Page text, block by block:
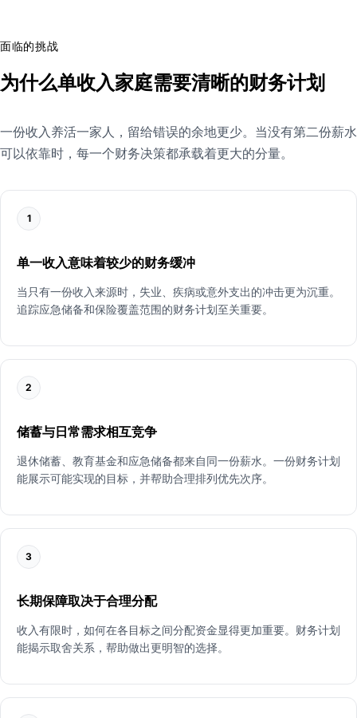
面临的挑战
为什么单收入家庭需要清晰的财务计划
一份收入养活一家人，留给错误的余地更少。当没有第二份薪水
可以依靠时，每一个财务决策都承载着更大的分量。
1
单一收入意味着较少的财务缓冲
当只有一份收入来源时，失业、疾病或意外支出的冲击更为沉重。
追踪应急储备和保险覆盖范围的财务计划至关重要。
2
储蓄与日常需求相互竞争
退休储蓄、教育基金和应急储备都来自同一份薪水。一份财务计划
能展示可能实现的目标，并帮助合理排列优先次序。
3
长期保障取决于合理分配
收入有限时，如何在各目标之间分配资金显得更加重要。财务计划
能揭示取舍关系，帮助做出更明智的选择。